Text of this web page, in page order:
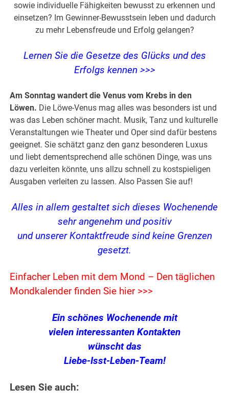
sowie individuelle Fähigkeiten bewusst zu erkennen und
einsetzen? Im Gewinner-Bewusstsein leben und dadurch
zu mehr Lebensfreude und Erfolg gelangen?
Lernen Sie die Gesetze des Glücks und des
Erfolgs kennen >>>
Am Sonntag wandert die Venus vom Krebs in den
Löwen. Die Löwe-Venus mag alles was besonders ist und
was das Leben schöner macht. Musik, Tanz und kulturelle
Veranstaltungen wie Theater und Oper sind dafür bestens
geeignet. Sie schätzt ganz den ganz besonderen Luxus
und liebt dementsprechend alle schönen Dinge, was uns
dazu verleiten könnte, uns allzu schnell zu kostspieligen
Ausgaben verleiten zu lassen. Also Passen Sie auf!
Alles in allem gestaltet sich dieses Wochenende
sehr angenehm und positiv
und unserer Kontaktfreude sind keine Grenzen
gesetzt.
Einfacher Leben mit dem Mond – Den täglichen
Mondkalender finden Sie hier >>>
Ein schönes Wochenende mit
vielen interessanten Kontakten
wünscht das
Liebe-Isst-Leben-Team!
Lesen Sie auch: